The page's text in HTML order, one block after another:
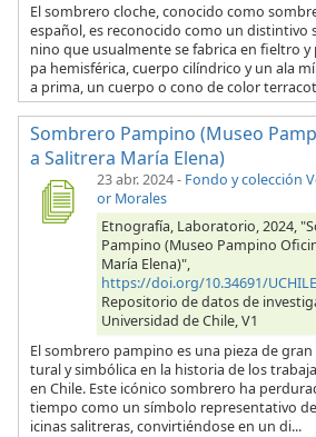
El sombrero cloche, conocido como
español, es reconocido como un distintivo
nino que usualmente se fabrica en fieltro y
pa hemisférica, cuerpo cilíndrico y un ala
a prima, un cuerpo o cono de color
Sombrero Pampino (Museo
a Salitrera María Elena)
23 abr. 2024- Fondo y colección
or Morales
Etnografía, Laboratorio, 2024,
Pampino (Museo Pampino
María Elena)",
https://doi.org/10.34691/
Repositorio de datos de
Universidad de Chile, V1
El sombrero pampino es una pieza de
tural y simbólica en la historia de los
en Chile. Este icónico sombrero ha
tiempo como un símbolo representativo
icinas salitreras, convirtiéndose en un di...